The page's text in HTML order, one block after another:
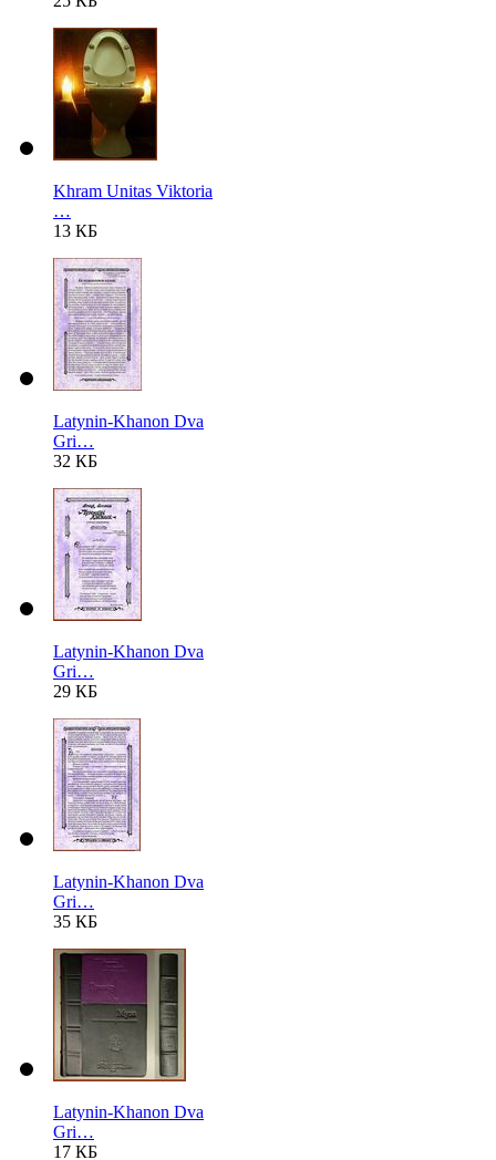
Khram Unitas Viktoria
…
13 КБ
Latynin-Khanon Dva
Gri…
32 КБ
Latynin-Khanon Dva
Gri…
29 КБ
Latynin-Khanon Dva
Gri…
35 КБ
Latynin-Khanon Dva
Gri…
17 КБ